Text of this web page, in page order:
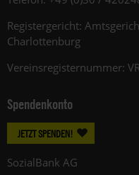
Registergericht:
Charlottenburg
Vereinsregisternummer:
Spendenkonto
JETZT SPENDEN!
SozialBank AG